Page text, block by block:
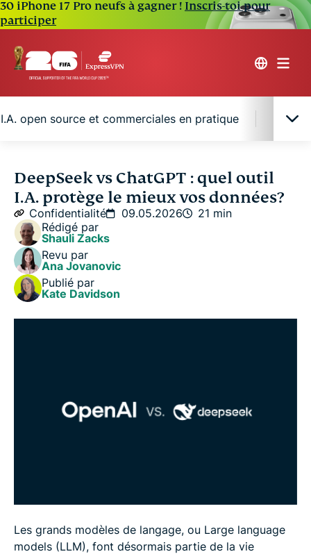
30 iPhone 17 Pro neufs à gagner ! Inscris-toi pour
participer
open source et commerciales en pratique
Pourquoi la sécurité et la confidentialité sont
importantes dans le choix d’une I.A.
Comment DeepSeek et ChatGPT traitent les
données des utilisateurs
La confidentialité des I.A. open source et
commerciales en pratique
d’hébergement
DeepSeek vs ChatGPT : quel outil
I.A. protège le mieux vos données?
Confidentialité 09.05.2026
21 min
Rédigé par
Shauli Zacks
Revu par
Ana Jovanovic
Publié par
Kate Davidson
Les grands modèles de langage, ou Large language
models (LLM), font désormais partie de la vie